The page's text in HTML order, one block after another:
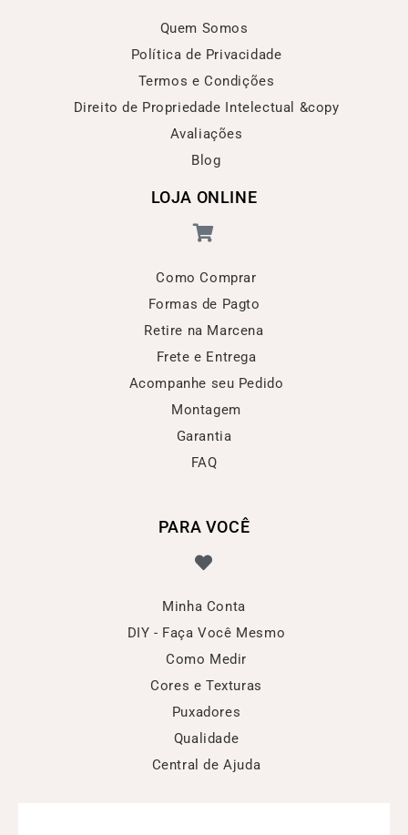
Quem Somos
Política de Privacidade
Termos e Condições
Direito de Propriedade Intelectual &copy
Avaliações
Blog
LOJA ONLINE
Como Comprar
Formas de Pagto
Retire na Marcena
Frete e Entrega
Acompanhe seu Pedido
Montagem
Garantia
FAQ
PARA VOCÊ
Minha Conta
DIY - Faça Você Mesmo
Como Medir
Cores e Texturas
Puxadores
Qualidade
Central de Ajuda